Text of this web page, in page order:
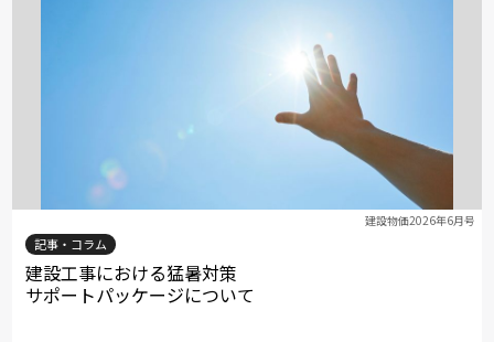
建設物価2026年6月号
記事・コラム
建設工事における猛暑対策
サポートパッケージについて